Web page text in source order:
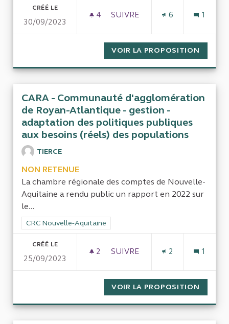
CRÉÉ LE
30/09/2023
4 4 ABONNÉS
SUIVRE
6 1
VOIR LA PROPOSITION
CARA - Communauté d'agglomération
de Royan-Atlantique - gestion -
adaptation des politiques publiques
aux besoins (réels) des populations
TIERCE
NON RETENUE
La chambre régionale des comptes de Nouvelle-
Aquitaine a rendu public un rapport en 2022 sur
le...
Filtrer les résultats de la catégorie : CRC Nouvelle-Aquitaine
CRC Nouvelle-Aquitaine
CRÉÉ LE
25/09/2023
2 2 ABONNÉS
SUIVRE
2 1
VOIR LA PROPOSITION